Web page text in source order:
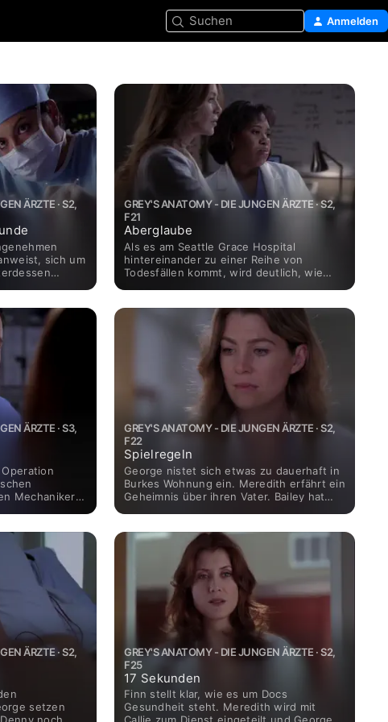
Suchen Anmelden
ÄRZTE · S2,
sich um
Hindernis in
GREY'S ANATOMY - DIE JUNGEN ÄRZTE · S2,
F21
Aberglaube
Als es am Seattle Grace Hospital
hintereinander zu einer Reihe von
Todesfällen kommt, wird deutlich, wie
wegen Dennys Operation. Unterdessen
ziehen Derek und Addison eine
dauerhaftere Form des Zusammenlebens
in Betracht und Richard operiert eine
liebe alte Freundin.
ÄRZTE · S3,
Mechaniker
Wasser
Alex die
die
zu nehmen.
angesichts des
von einer
GREY'S ANATOMY - DIE JUNGEN ÄRZTE · S2,
F22
Spielregeln
George nistet sich etwas zu dauerhaft in
Burkes Wohnung ein. Meredith erfährt ein
Geheimnis über ihren Vater. Bailey hat
Alex erhält eine Lektion in Sachen
Höflichkeit am Krankenbett.
ÄRZTE · S2,
setzen
GREY'S ANATOMY - DIE JUNGEN ÄRZTE · S2,
F25
17 Sekunden
Finn stellt klar, wie es um Docs
Gesundheit steht. Meredith wird mit